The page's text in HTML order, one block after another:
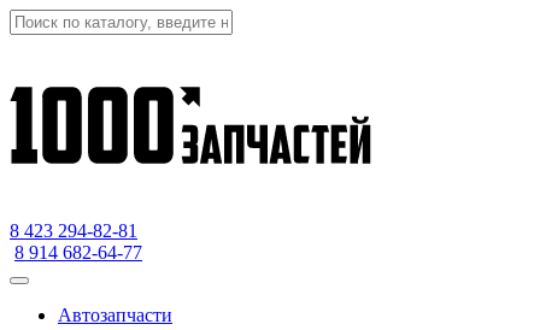
8 423 294-82-81
8 914 682-64-77
Автозапчасти